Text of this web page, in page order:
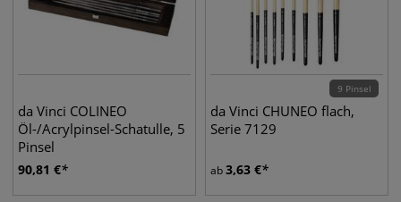
da Vinci COLINEO
Öl-/Acrylpinsel-Schatulle, 5
Pinsel
90,81 €
9 Pinsel
da Vinci CHUNEO flach,
Serie 7129
ab3,63 €